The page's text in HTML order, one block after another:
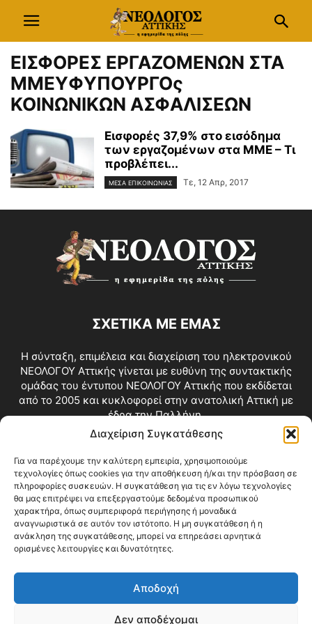
Διαχείριση Συγκατάθεσης
Για να παρέχουμε την καλύτερη εμπειρία, χρησιμοποιούμε
τεχνολογίες όπως cookies για την αποθήκευση ή/και την πρόσβαση σε
πληροφορίες συσκευών. Η συγκατάθεση για τις εν λόγω τεχνολογίες
θα μας επιτρέψει να επεξεργαστούμε δεδομένα προσωπικού
χαρακτήρα, όπως συμπεριφορά περιήγησης ή μοναδικά
αναγνωριστικά σε αυτόν τον ιστότοπο. Η μη συγκατάθεση ή η
ανάκληση της συγκατάθεσης, μπορεί να επηρεάσει αρνητικά
ορισμένες λειτουργίες και δυνατότητες.
Αποδοχή
Δεν αποδέχομαι
ΕΙΣΦΟΡΕΣ ΕΡΓΑΖΟΜΕΝΩΝ ΣΤΑ
ΜΜΕΥΦΥΠΟΥΡΓΟς
ΚΟΙΝΩΝΙΚΩΝ ΑΣΦΑΛΙΣΕΩΝ
Εισφορές 37,9% στο εισόδημα
των εργαζομένων στα ΜΜΕ – Τι
προβλέπει...
ΜΕΣΑ ΕΠΙΚΟΙΝΩΝΙΑΣ Τε, 12 Απρ, 2017
ΣΧΕΤΙΚΑ ΜΕ ΕΜΑΣ
Η σύνταξη, επιμέλεια και διαχείριση του ηλεκτρονικού
ΝΕΟΛΟΓΟΥ Αττικής γίνεται με ευθύνη της συντακτικής
ομάδας του έντυπου ΝΕΟΛΟΓΟΥ Αττικής που εκδίδεται
από το 2005 και κυκλοφορεί στην ανατολική Αττική με
έδρα την Παλλήνη.
Επικοινωνία:info@neologosattikis.gr
ΑΚΟΛΟΥΘΗΣΕ ΜΑΣ
Videos Όροι Χρήσης